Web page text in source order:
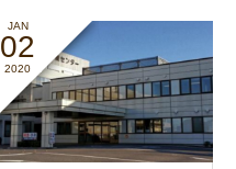
JAN
02
2020